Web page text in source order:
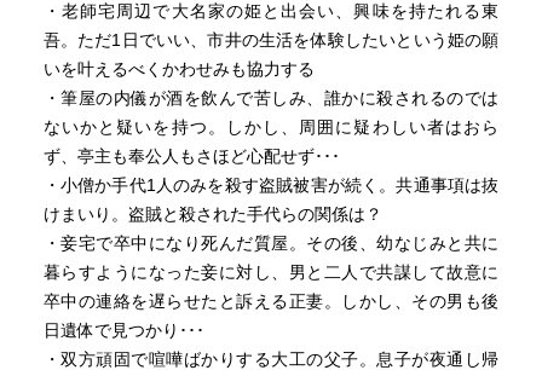
・老師宅周辺で大名家の姫と出会い、興味を持たれる東
吾。ただ1日でいい、市井の生活を体験したいという姫の願
いを叶えるべくかわせみも協力する
・筆屋の内儀が酒を飲んで苦しみ、誰かに殺されるのでは
ないかと疑いを持つ。しかし、周囲に疑わしい者はおら
ず、亭主も奉公人もさほど心配せず･･･
・小僧か手代1人のみを殺す盗賊被害が続く。共通事項は抜
けまいり。盗賊と殺された手代らの関係は？
・妾宅で卒中になり死んだ質屋。その後、幼なじみと共に
暮らすようになった妾に対し、男と二人で共謀して故意に
卒中の連絡を遅らせたと訴える正妻。しかし、その男も後
日遺体で見つかり･･･
・双方頑固で喧嘩ばかりする大工の父子。息子が夜通し帰